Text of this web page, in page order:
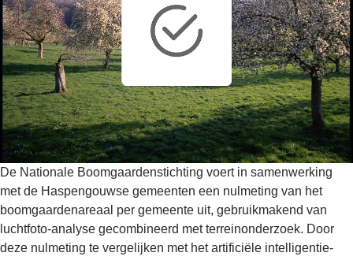
De Nationale Boomgaardenstichting voert in samenwerking
met de Haspengouwse gemeenten een nulmeting van het
boomgaardenareaal per gemeente uit, gebruikmakend van
luchtfoto-analyse gecombineerd met terreinonderzoek. Door
deze nulmeting te vergelijken met het artificiële intelligentie-